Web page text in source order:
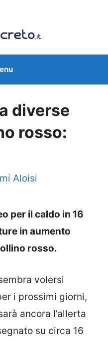
diverse
rosso:
Aloisi
per il caldo in 16
in aumento
rosso.
volersi
i prossimi giorni,
ancora l’allerta
su circa 16